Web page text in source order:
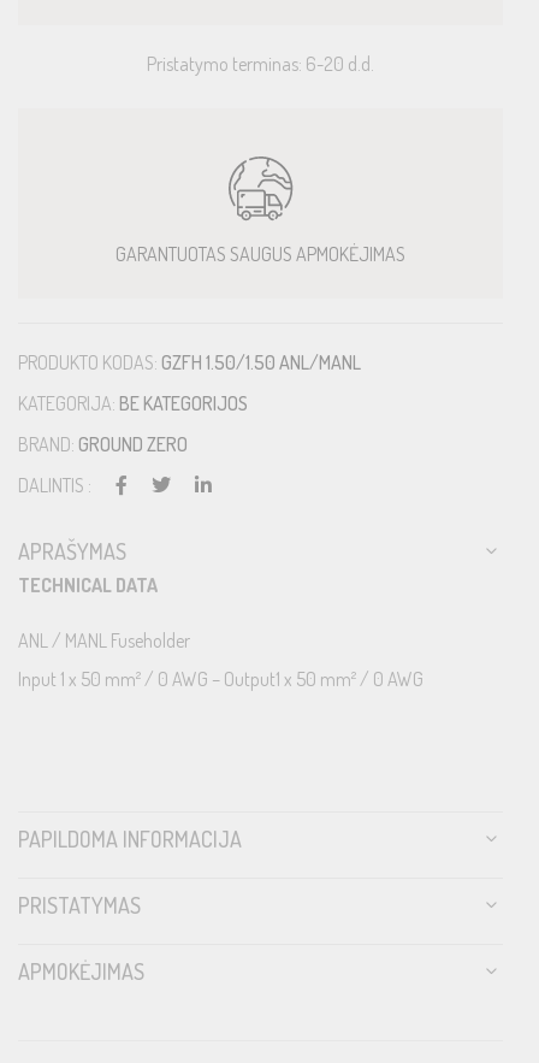
Pristatymo terminas: 6-20 d.d.
GARANTUOTAS SAUGUS APMOKĖJIMAS
PRODUKTO KODAS: GZFH 1.50/1.50 ANL/MANL
KATEGORIJA: BE KATEGORIJOS
BRAND: GROUND ZERO
DALINTIS :
APRAŠYMAS
TECHNICAL DATA
ANL / MANL Fuseholder
Input 1 x 50 mm² / 0 AWG – Output1 x 50 mm² / 0 AWG
PAPILDOMA INFORMACIJA
PRISTATYMAS
APMOKĖJIMAS